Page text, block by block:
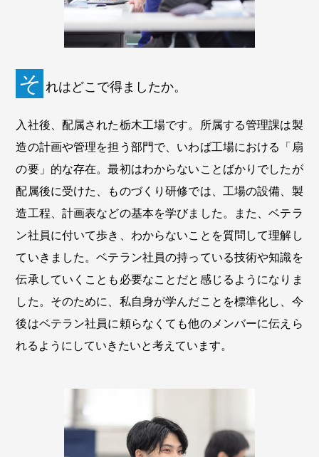
そ れはどこで得ましたか。
入社後、配属された栃木工場です。所属する管理課は製
造の計画や管理を担う部門で、いわば工場における「扇
の要」的な存在。最初はわからないことばかりでしたが
配属後に受けた、ものづくり研修では、工場の設備、製
造工程、計画表などの基本を学びました。また、ベテラ
ン社員に付いて歩き、わからないことを質問して理解し
ていきました。ベテラン社員の持っている技術や知識を
伝承していくことも必要なことだと感じるようになりま
した。そのために、私自身が学んだことを標準化し、今
後はベテラン社員に頼らなくても他のメンバーに伝えら
れるようにしていきたいと考えています。